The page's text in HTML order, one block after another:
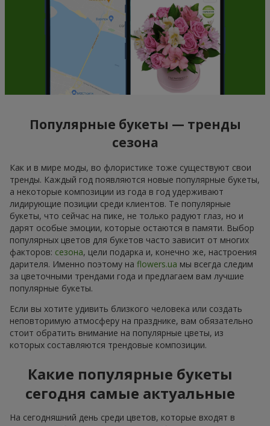
Популярные букеты — тренды
сезона
Как и в мире моды, во флористике тоже существуют свои
тренды. Каждый год появляются новые популярные букеты,
а некоторые композиции из года в год удерживают
лидирующие позиции среди клиентов. Те популярные
букеты, что сейчас на пике, не только радуют глаз, но и
дарят особые эмоции, которые остаются в памяти. Выбор
популярных цветов для букетов часто зависит от многих
факторов: сезона, цели подарка и, конечно же, настроения
дарителя. Именно поэтому на flowers.ua мы всегда следим
за цветочными трендами года и предлагаем вам лучшие
популярные букеты.
Если вы хотите удивить близкого человека или создать
неповторимую атмосферу на празднике, вам обязательно
стоит обратить внимание на популярные цветы, из
которых составляются трендовые композиции.
Какие популярные букеты
сегодня самые актуальные
На сегодняшний день среди цветов, которые входят в